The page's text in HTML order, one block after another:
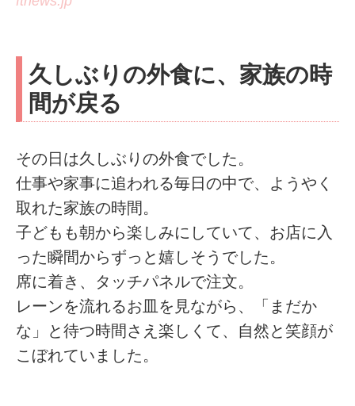
久しぶりの外食に、家族の時
間が戻る
その日は久しぶりの外食でした。
仕事や家事に追われる毎日の中で、ようやく
取れた家族の時間。
子どもも朝から楽しみにしていて、お店に入
った瞬間からずっと嬉しそうでした。
席に着き、タッチパネルで注文。
レーンを流れるお皿を見ながら、「まだか
な」と待つ時間さえ楽しくて、自然と笑顔が
こぼれていました。